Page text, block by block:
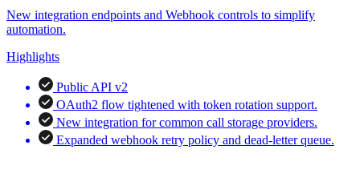
New integration endpoints and Webhook controls to simplify
automation.
Highlights
Public API v2
OAuth2 flow tightened with token rotation support.
New integration for common call storage providers.
Expanded webhook retry policy and dead-letter queue.